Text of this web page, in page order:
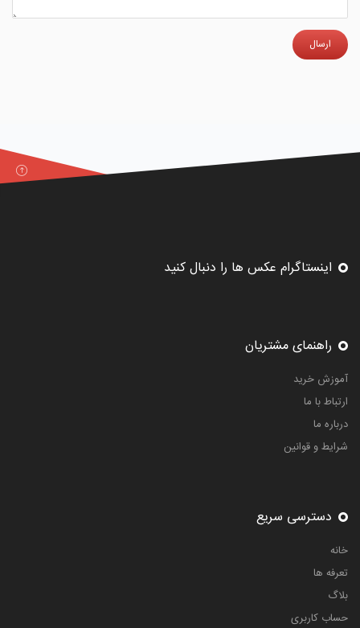
ارسال
اینستاگرام عکس ها را دنبال کنید
راهنمای مشتریان
آموزش خرید
ارتباط با ما
درباره ما
شرایط و قوانین
دسترسی سریع
خانه
تعرفه ها
بلاگ
حساب کاربری